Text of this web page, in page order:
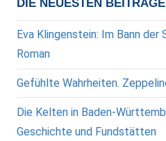
DIE NEUESTEN BEITRÄGE
Eva Klingenstein: Im Bann der
Roman
Gefühlte Wahrheiten.
Die Kelten in Baden-
Geschichte und Fundstätten